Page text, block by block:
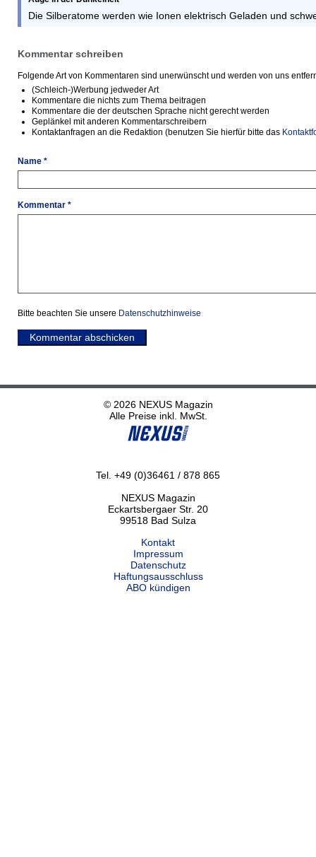
Die Silberatome werden wie Ionen elektrisch Geladen und
Kommentar schreiben
Folgende Art von Kommentaren sind unerwünscht und werden von uns
(Schleich-)Werbung jedweder Art
Kommentare die nichts zum Thema beitragen
Kommentare die der deutschen Sprache nicht gerecht werden
Geplänkel mit anderen Kommentarschreibern
Kontaktanfragen an die Redaktion (benutzen Sie hierfür bitte das
Name *
Kommentar *
Bitte beachten Sie unsere Datenschutzhinweise
Kommentar abschicken
© 2026 NEXUS Magazin
Alle Preise inkl. MwSt.
Tel. +49 (0)36461 / 878 865
NEXUS Magazin
Eckartsbergaer Str. 20
99518 Bad Sulza
Kontakt
Impressum
Datenschutz
Haftungsausschluss
ABO kündigen